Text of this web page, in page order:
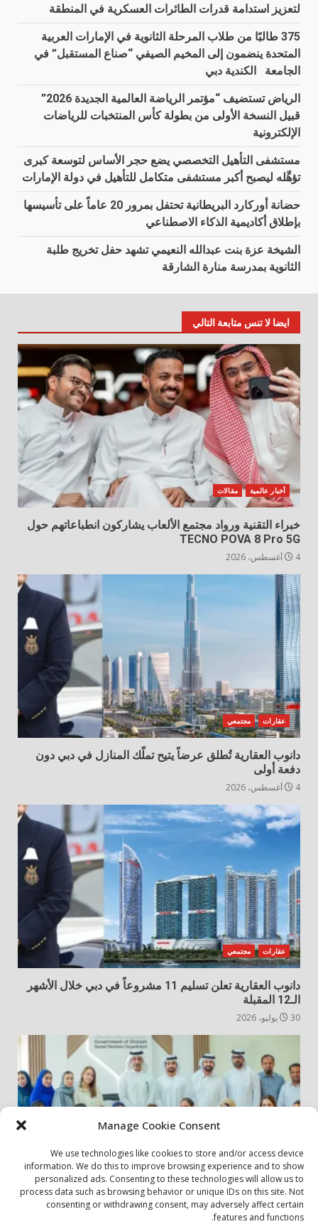
Manage Cookie Consent
We use technologies like cookies to store and/or access device
information. We do this to improve browsing experience and to show
personalized ads. Consenting to these technologies will allow us to
process data such as browsing behavior or unique IDs on this site. Not
consenting or withdrawing consent, may adversely affect certain
features and functions.
لتعزيز استدامة قدرات الطائرات العسكرية في المنطقة
375 طالبًا من طلاب المرحلة الثانوية في الإمارات العربية
المتحدة ينضمون إلى المخيم الصيفي “صناع المستقبل” في
الجامعة الكندية دبي
الرياض تستضيف “مؤتمر الرياضة العالمية الجديدة 2026”
قبيل النسخة الأولى من بطولة كأس المنتخبات للرياضات
الإلكترونية
مستشفى التأهيل التخصصي يضع حجر الأساس لتوسعة كبرى
تؤهِّله ليصبح أكبر مستشفى متكامل للتأهيل في دولة الإمارات
حضانة أوركارد البريطانية تحتفل بمرور 20 عاماً على تأسيسها
بإطلاق أكاديمية الذكاء الاصطناعي
الشيخة عزة بنت عبدالله النعيمي تشهد حفل تخريج طلبة
الثانوية بمدرسة منارة الشارقة
ايضا لا تنس متابعة التالي
أخبار عالمية مقالات
خبراء التقنية ورواد مجتمع الألعاب يشاركون انطباعاتهم حول
TECNO POVA 8 Pro 5G
4 أغسطس، 2026
عقارات مجتمعي
دانوب العقارية تُطلق عرضاً يتيح تملّك المنازل في دبي دون
دفعة أولى
4 أغسطس، 2026
عقارات مجتمعي
دانوب العقارية تعلن تسليم 11 مشروعاً في دبي خلال الأشهر
الـ12 المقبلة
30 يوليو، 2026
أخبار المجتمع مجتمعي
الشارقة لإدارة الأصول تنظم زيارة إلى دار رعاية المسنين